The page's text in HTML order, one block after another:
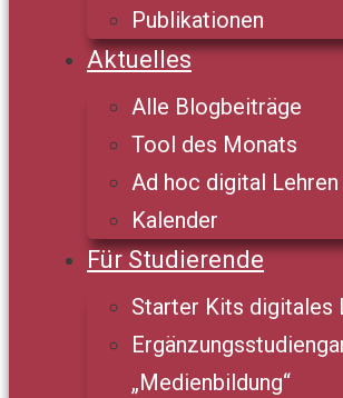
Publikationen
Aktuelles
Alle Blogbeiträge
Tool des Monats
Ad hoc digital Lehren
Kalender
Für Studierende
Starter Kits digitales
„Medienbildung“